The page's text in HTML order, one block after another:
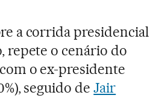
a corrida presidencial
repete o cenário do
o ex-presidente
seguido deJair